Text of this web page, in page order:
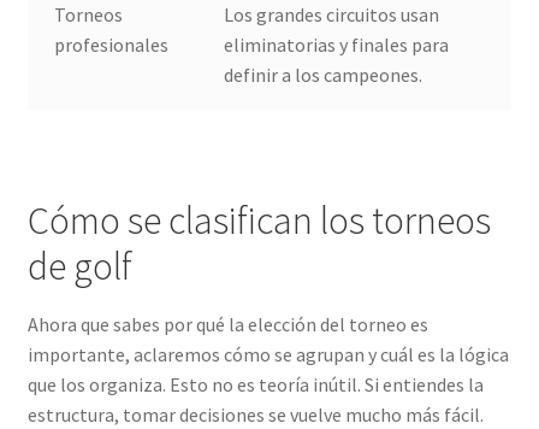
Torneos
profesionales
Los grandes circuitos usan
eliminatorias y finales para
definir a los campeones.
Cómo se clasifican los torneos
de golf
Ahora que sabes por qué la elección del torneo es
importante, aclaremos cómo se agrupan y cuál es la lógica
que los organiza. Esto no es teoría inútil. Si entiendes la
estructura, tomar decisiones se vuelve mucho más fácil.